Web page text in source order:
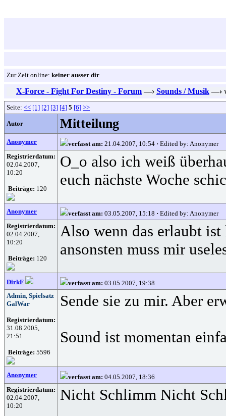
Zur Zeit online: keiner ausser dir
X-Force - Fight For Destiny - Forum —› Sounds / Musik —›
Seite: << [1] [2] [3] [4] 5 [6] >>
Autor Mitteilung
Anonymer verfasst am: 21.04.2007, 10:54 · Edited by: Anonymer
Registrierdatum:
02.04.2007,
10:20
Beiträge: 120
O_o also ich weiß
euch nächste Woche
Anonymer verfasst am: 03.05.2007, 15:18 · Edited by: Anonymer
Registrierdatum:
02.04.2007,
10:20
Beiträge: 120
Also wenn das erlaubt
ansonsten muss mir
DirkF verfasst am: 03.05.2007, 19:38
Admin, Spielsatz
GalWar
Registrierdatum:
31.08.2005,
21:51
Beiträge: 5596
Sende sie zu mir. Aber
Sound ist momentan
Anonymer verfasst am: 04.05.2007, 18:36
Registrierdatum:
02.04.2007,
10:20
Nicht Schlimm Nicht